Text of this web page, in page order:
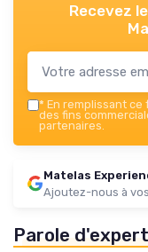
Recevez
* En remplissant ce
des fins
partenaires.
Matelas
Ajoutez-nous à
Parole